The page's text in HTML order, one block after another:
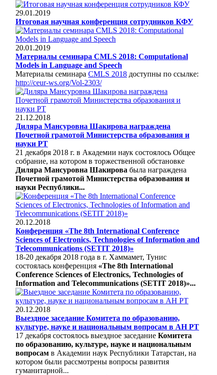
29.01.2019
Итоговая научная конференция сотрудников КФУ
20.01.2019
Материалы семинара CMLS 2018: Computational
Models in Language and Speech
Материалы семинара CMLS 2018 доступны по ссылке:
http://ceur-ws.org/Vol-2303/
21.12.2018
Диляра Мансуровна Шакирова награждена
Почетной грамотой Министерства образования и
науки РТ
21 декабря 2018 г. в Академии наук состоялось Общее
собрание, на котором в торжественной обстановке
Диляра Мансуровна Шакирова была награждена
Почетной грамотой Министерства образования и
науки Республики...
20.12.2018
Конференция «The 8th International Conference
Sciences of Electronics, Technologies of Information and
Telecommunications (SETIT 2018)»
18-20 декабря 2018 года в г. Хаммамет, Тунис
состоялась конференция «The 8th International
Conference Sciences of Electronics, Technologies of
Information and Telecommunications (SETIT 2018)»...
20.12.2018
Выездное заседание Комитета по образованию,
культуре, науке и национальным вопросам в АН РТ
17 декабря состоялось выездное заседание Комитета
по образованию, культуре, науке и национальным
вопросам в Академии наук Республики Татарстан, на
котором были рассмотрены вопросы развития
гуманитарной...